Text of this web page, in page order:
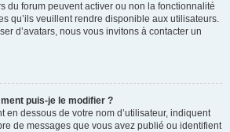
du forum peuvent activer ou non la fonctionnalité
qu’ils veuillent rendre disponible aux utilisateurs.
d’avatars, nous vous invitons à contacter un
puis-je le modifier ?
en dessous de votre nom d’utilisateur, indiquent
de messages que vous avez publié ou identifient